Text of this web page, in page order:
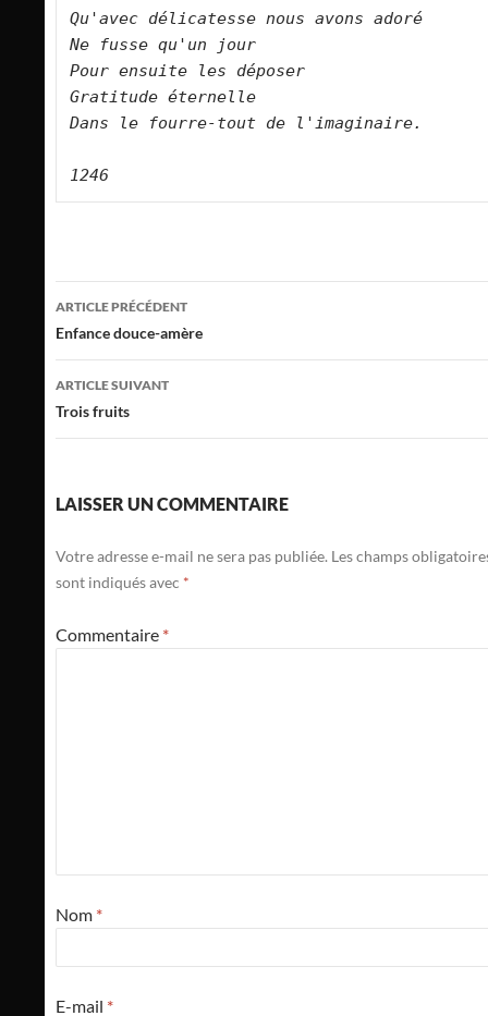
Qu'avec délicatesse nous avons adoré
Ne fusse qu'un jour
Pour ensuite les déposer
Gratitude éternelle
Dans le fourre-tout de l'imaginaire.
Navigation
des
articles
ARTICLE PRÉCÉDENT
Enfance douce-amère
ARTICLE SUIVANT
Trois fruits
LAISSER UN COMMENTAIRE
Votre adresse e-mail ne sera pas publiée. Les champs
sont indiqués avec *
Commentaire *
Nom *
E-mail *